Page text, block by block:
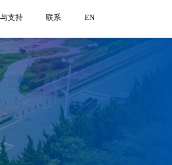
支持 联系 EN